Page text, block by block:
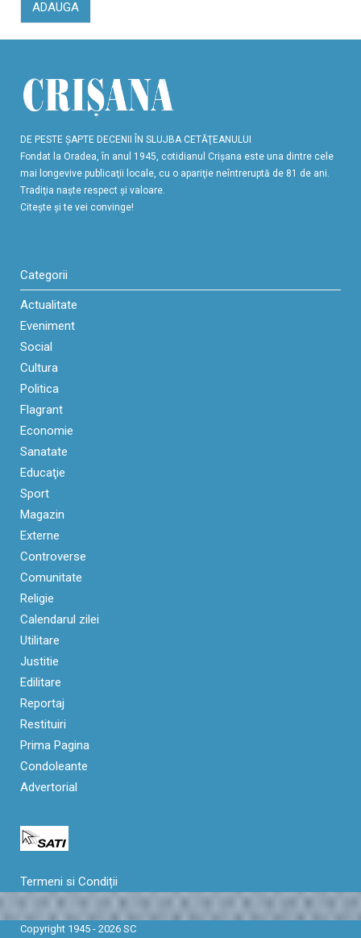
ADAUGA
DE PESTE ŞAPTE DECENII ÎN SLUJBA CETĂŢEANULUI
Fondat la Oradea, în anul 1945, cotidianul Crişana este una dintre cele
mai longevive publicaţii locale, cu o apariţie neîntreruptă de 81 de ani.
Tradiţia naşte respect şi valoare.
Citeşte şi te vei convinge!
Categorii
Actualitate
Eveniment
Social
Cultura
Politica
Flagrant
Economie
Sanatate
Educaţie
Sport
Magazin
Externe
Controverse
Comunitate
Religie
Calendarul zilei
Utilitare
Justitie
Edilitare
Reportaj
Restituiri
Prima Pagina
Condoleante
Advertorial
Termeni si Condiții
Copyright 1945 - 2026 SC